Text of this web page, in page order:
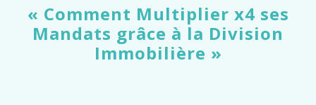
« Comment Multiplier x4 ses
Mandats grâce à la Division
Immobilière »